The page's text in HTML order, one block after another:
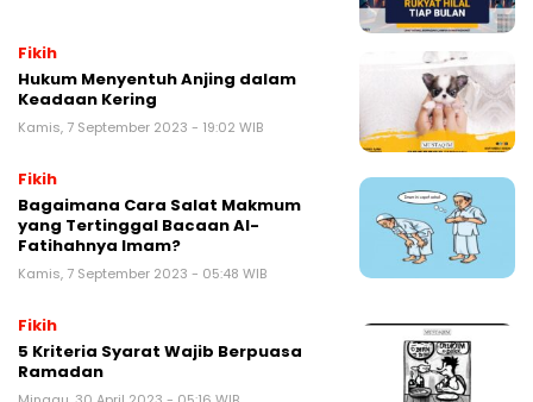
Fikih
Hukum Menyentuh Anjing dalam
Keadaan Kering
Kamis, 7 September 2023 - 19:02 WIB
Fikih
Bagaimana Cara Salat Makmum
yang Tertinggal Bacaan Al-
Fatihahnya Imam?
Kamis, 7 September 2023 - 05:48 WIB
Fikih
5 Kriteria Syarat Wajib Berpuasa
Ramadan